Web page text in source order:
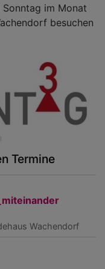
im Monat
besuchen
Termine
Wachendorf